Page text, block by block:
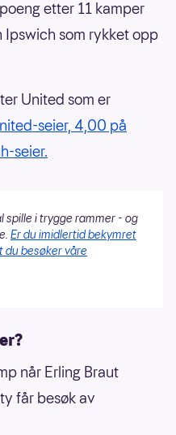
etter 11 kamper
Ipswich som rykket opp
United som er
seier, 4,00 på
seier.
spille i trygge rammer - og
Er du imidlertid bekymret
du besøker våre
når Erling Braut
får besøk av